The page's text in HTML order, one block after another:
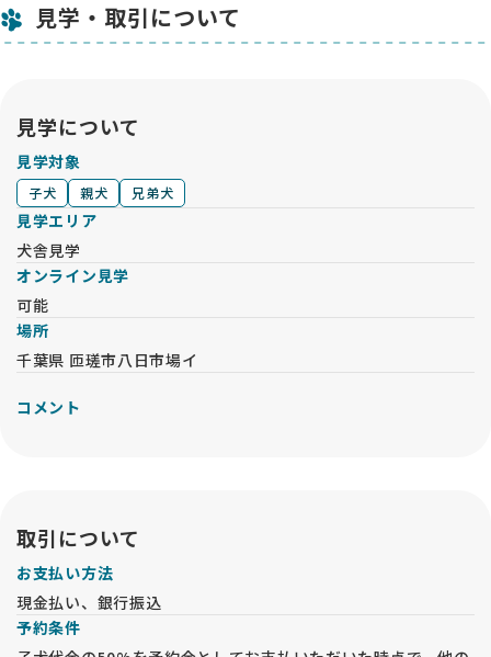
見学・取引について
見学について
見学対象
子犬 親犬 兄弟犬
見学エリア
犬舎見学
オンライン見学
可能
場所
千葉県 匝瑳市八日市場イ
コメント
取引について
お支払い方法
現金払い、銀行振込
予約条件